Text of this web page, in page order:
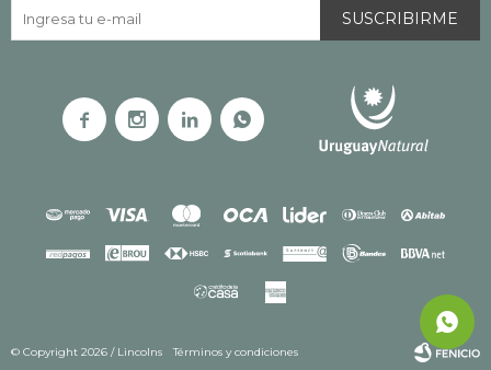
SUSCRIBIRME
   
© Copyright 2026 / Lincolns Términos y condiciones